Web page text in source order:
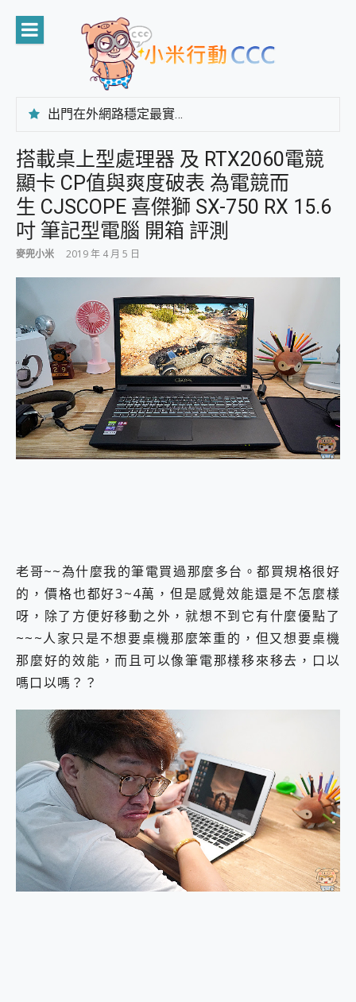
content
出門在外網路穩定最實在 「台灣大哥大」榮獲 4G/5G 在線率全球 NO.3 全台第一與全台六冠王實測心得，走到哪順到哪！
專為 PC上的 XBOX和掌機設計的 FireCuda X1070 SSD 固態硬碟開箱 評測
台灣製攝影機在這裡，100%全無線設計 SpotCam Solo Eco 太陽能防水雲端攝影機 SpotCam Solo 3 2.5K高畫質戶外攝影機 開箱 評測
電力超超超持久 MSI 微星 Prestige 14 AI+ D3MG-031TW 14吋 開箱評價，AI輕薄商務筆電 Copilot+ PC
超懂拍、耐用 AI 街拍機~ realme 16 Pro 開箱評價~ 2 億畫素 LumaColor 影像、持久續航與 IP69K 高防護
防窺黑科技 Galaxy S26 Ultra系列保護貼怎麼選？imos AR 低反光玻璃、藍寶石鏡頭貼與軍規防摔殼完整開箱評價
好用的 EaseUS Partition Master 讓您輕鬆的移除與格式化有防寫保護的隨身碟或SD卡
一鍵修復模糊影片、舊照的 AI 好幫手! VideoProc Converter AI 新版全解析 × 年末優惠，一篇全看懂
小朋友才做選擇 投影機 RGB藍牙音響 氛圍情境燈 我通通都要！ Starfish 2 幻彩膠囊投影機｜結合「 智慧投影 & 煥彩流動 」的沈浸式生活新體驗
外型超吸晴~ 給您絕佳操控體驗 GravaStar Mercury K1 系列 異星機械鍵盤與 Mercury X 系列 輕量無線電競滑鼠 開箱 評測
開箱~變身「蜘蛛人」椅子軍師！MSI MPG 491CQP QD-OLED 超寬曲面電競螢幕，多工辦公、爽度滿滿的終極桌面體驗
iPhone 17 系列 有認證的防護來囉！ imos 首家導入 UL MCV 行銷宣告驗證的手機配件品牌
DJI Osmo Pocket 3 爽爽帶回家 歡慶 EaseUS 21 週年到來，「Slogan 海報徵稿活動」好康大放送
會走動的冷暖氣 SONY REON POCKET PRO 穿戴式智慧冷暖調溫裝置 開箱 評測
寶可夢飛人外掛iToolab AnyGo全新升級，GO Fest 五折優惠嗨翻天！支援 iOS/Android！
是螢幕也是電視! 一機超多用途「MSI微星 Modern MD272UPSW 27型」 4K IPS 輕薄商用智慧聯網螢幕 開箱 評測
您的專屬AI 助手 Yoga Slim 7 Aura Edition 觸控AI筆電 開箱 評測
realme 14 Pro 超硬軍規、冰感變色實測，realme 14 5G 遊戲戰鬥值爆表，效能x娛樂全都要！
iPhone、Apple Watch、AirPods耳機 三個設備充電一起搞定 ONPRO MagReact™ M3 3 in 1可攜摺疊無線充電器 開箱 評測
動靜皆宜「HUAWEI FreeArc」開放式耳掛耳機，無感配戴! 超穩超服貼，音質、通話也很優質
好玩好拍 vivo V50 ~ 口袋裡的 Zeiss 潮流攝影棚!
B&O 精品級音響! Home+ 中嘉寬頻 SoundBox 劇院串流盒 開箱 評測
2億 APO蔡司長焦神機降臨~ vivo X200 Pro、vivo X200 就是這麼好拍
EaseUS Vocal Remover 免費線上去聲器一鍵去除人聲 人聲 音樂分離 2024 消除人聲推薦
3 個超值 MHN 飛人工具分享~~ iToolab AnyGo 魔物獵人 Now飛人 ios教學 不出門也可以到處走
Locawhere AnyTo 寶可夢飛人 AnyTo 不出門也可以飛遍全世界
小體積 40000mAh 超大容量 一次充5個設備 充好充滿 CUKTECH 酷態科 300W 微型充電站 開箱 評測
97.3% 恢復率，資料救援就是這麼簡單 EaseUS Data Recovery Wizard Free 18.0.0 業界最好的資料救援軟體
磁碟系統大風吹 有了 磁碟管理程式 EaseUS Partition Master 就是這麼簡單
全新 SONY Xperia 1 VI 開箱! 相機實測! 長焦覆蓋更遠更清晰、2日長續航、頂尖影音娛樂效能~
Xiaomi 14 Ultra 開箱 評測~ 有深度的 Leica 影像旗艦手機! 加碼小旗艦 Xiaomi 14 開箱 評測
vivo TWS 3e 真無線藍牙耳機智慧降噪升級、音質明亮溫潤，並支援雙設備連接~
搭載桌上型處理器 及 RTX2060電競
顯卡 CP值與爽度破表 為電競而
生 CJSCOPE 喜傑獅 SX-750 RX 15.6
吋 筆記型電腦 開箱 評測
麥兜小米 2019 年 4 月 5 日
老哥~~為什麼我的筆電買過那麼多台。都買規格很好
的，價格也都好3~4萬，但是感覺效能還是不怎麼樣
呀，除了方便好移動之外，就想不到它有什麼優點了
~~~人家只是不想要桌機那麼笨重的，但又想要桌機
那麼好的效能，而且可以像筆電那樣移來移去，口以
嗎口以嗎？？